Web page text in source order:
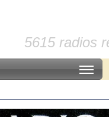
5615 radios